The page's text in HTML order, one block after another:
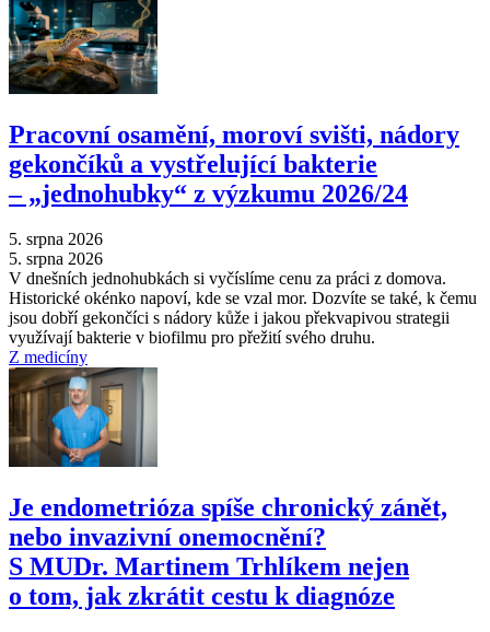
Pracovní osamění, moroví svišti, nádory
gekončíků a vystřelující bakterie
–⁠ „jednohubky“ z výzkumu 2026/24
5. srpna 2026
5. srpna 2026
V dnešních jednohubkách si vyčíslíme cenu za práci z domova.
Historické okénko napoví, kde se vzal mor. Dozvíte se také, k čemu
jsou dobří gekončíci s nádory kůže i jakou překvapivou strategii
využívají bakterie v biofilmu pro přežití svého druhu.
Z medicíny
Je endometrióza spíše chronický zánět,
nebo invazivní onemocnění?
S MUDr. Martinem Trhlíkem nejen
o tom, jak zkrátit cestu k diagnóze